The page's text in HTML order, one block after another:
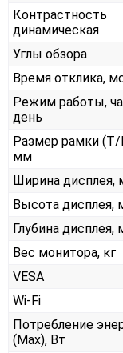
Контрастность
динамическая
Углы обзора
Время отклика,
Режим работы,
день
Размер рамки
мм
Ширина дисплея,
Высота дисплея,
Глубина дисплея,
Вес монитора, кг
VESA
Wi-Fi
Потребление
(Max), Вт